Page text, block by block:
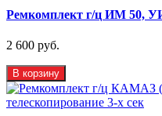
Ремкомплект г/ц ИМ 50,
2 600 руб.
В корзину